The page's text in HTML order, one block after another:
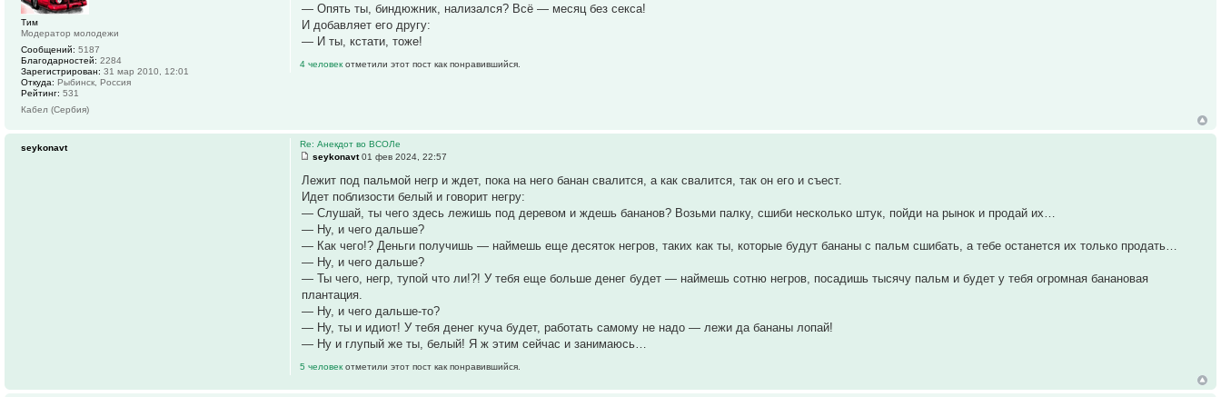
— Опять ты, биндюжник, нализался? Всё — месяц без секса!
И добавляет его другу:
— И ты, кстати, тоже!
4 человекотметили этот пост как понравившийся.
Тим
Модератор молодежи
Сообщений: 5187
Благодарностей: 2284
Зарегистрирован: 31 мар 2010, 12:01
Откуда: Рыбинск, Россия
Рейтинг: 531
Кабел (Сербия)
Re: Анекдот во ВСОЛе
seykonavt01 фев 2024, 22:57
Лежит под пальмой негр и ждет, пока на него банан свалится, а как свалится, так он его и съест.
Идет поблизости белый и говорит негру:
— Слушай, ты чего здесь лежишь под деревом и ждешь бананов? Возьми палку, сшиби несколько штук, пойди на рынок и продай их…
— Ну, и чего дальше?
— Как чего!? Деньги получишь — наймешь еще десяток негров, таких как ты, которые будут бананы с пальм сшибать, а тебе останется их только продать…
— Ну, и чего дальше?
— Ты чего, негр, тупой что ли!?! У тебя еще больше денег будет — наймешь сотню негров, посадишь тысячу пальм и будет у тебя огромная банановая
плантация.
— Ну, и чего дальше-то?
— Ну, ты и идиот! У тебя денег куча будет, работать самому не надо — лежи да бананы лопай!
— Ну и глупый же ты, белый! Я ж этим сейчас и занимаюсь…
5 человекотметили этот пост как понравившийся.
seykonavt